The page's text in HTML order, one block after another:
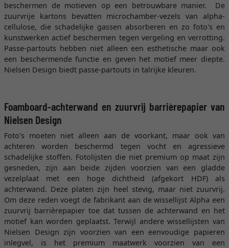
beschermen de motieven op een betrouwbare manier. De
zuurvrije kartons bevatten microchamber-vezels van alpha-
cellulose, die schadelijke gassen absorberen en zo foto's en
kunstwerken actief beschermen tegen vergeling en verrotting.
Passe-partouts hebben niet alleen een esthetische maar ook
een beschermende functie en geven het motief meer diepte.
Nielsen Design biedt passe-partouts in talrijke kleuren.
Foamboard-achterwand en zuurvrij barrièrepapier van
Nielsen Design
Foto's moeten niet alleen aan de voorkant, maar ook van
achteren worden beschermd tegen vocht en agressieve
schadelijke stoffen. Fotolijsten die niet premium op maat zijn
gesneden, zijn aan beide zijden voorzien van een gladde
vezelplaat met een hoge dichtheid (afgekort HDF) als
achterwand. Deze platen zijn heel stevig, maar niet zuurvrij.
Om deze reden voegt de fabrikant aan de wissellijst Alpha een
zuurvrij barrièrepapier toe dat tussen de achterwand en het
motief kan worden geplaatst. Terwijl andere wissellijsten van
Nielsen Design zijn voorzien van een eenvoudige papieren
inlegvel, is het premium maatwerk voorzien van een